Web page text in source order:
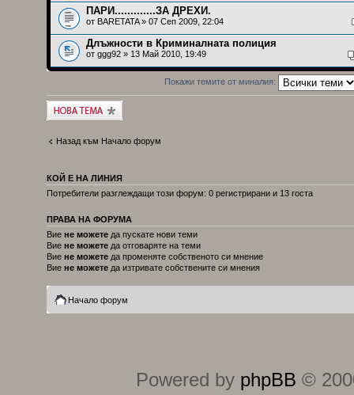
ПАРИ.............ЗА ДРЕХИ.
от BARETATA» 07 Сеп 2009, 22:04
Длъжности в Криминалната полиция
от ggg92 » 13 Май 2010, 19:49
Покажи темите от миналия:
Публикувай нова
тема
Назад към Начало форум
КОЙ Е НА ЛИНИЯ
Потребители разглеждащи този форум: 0 регистрирани и 13 госта
ПРАВА НА ФОРУМА
Вие не можете да пускате нови теми
Вие не можете да отговаряте на теми
Вие не можете да променяте собственото си мнение
Вие не можете да изтривате собствените си мнения
Начало форум
Powered by phpBB ©